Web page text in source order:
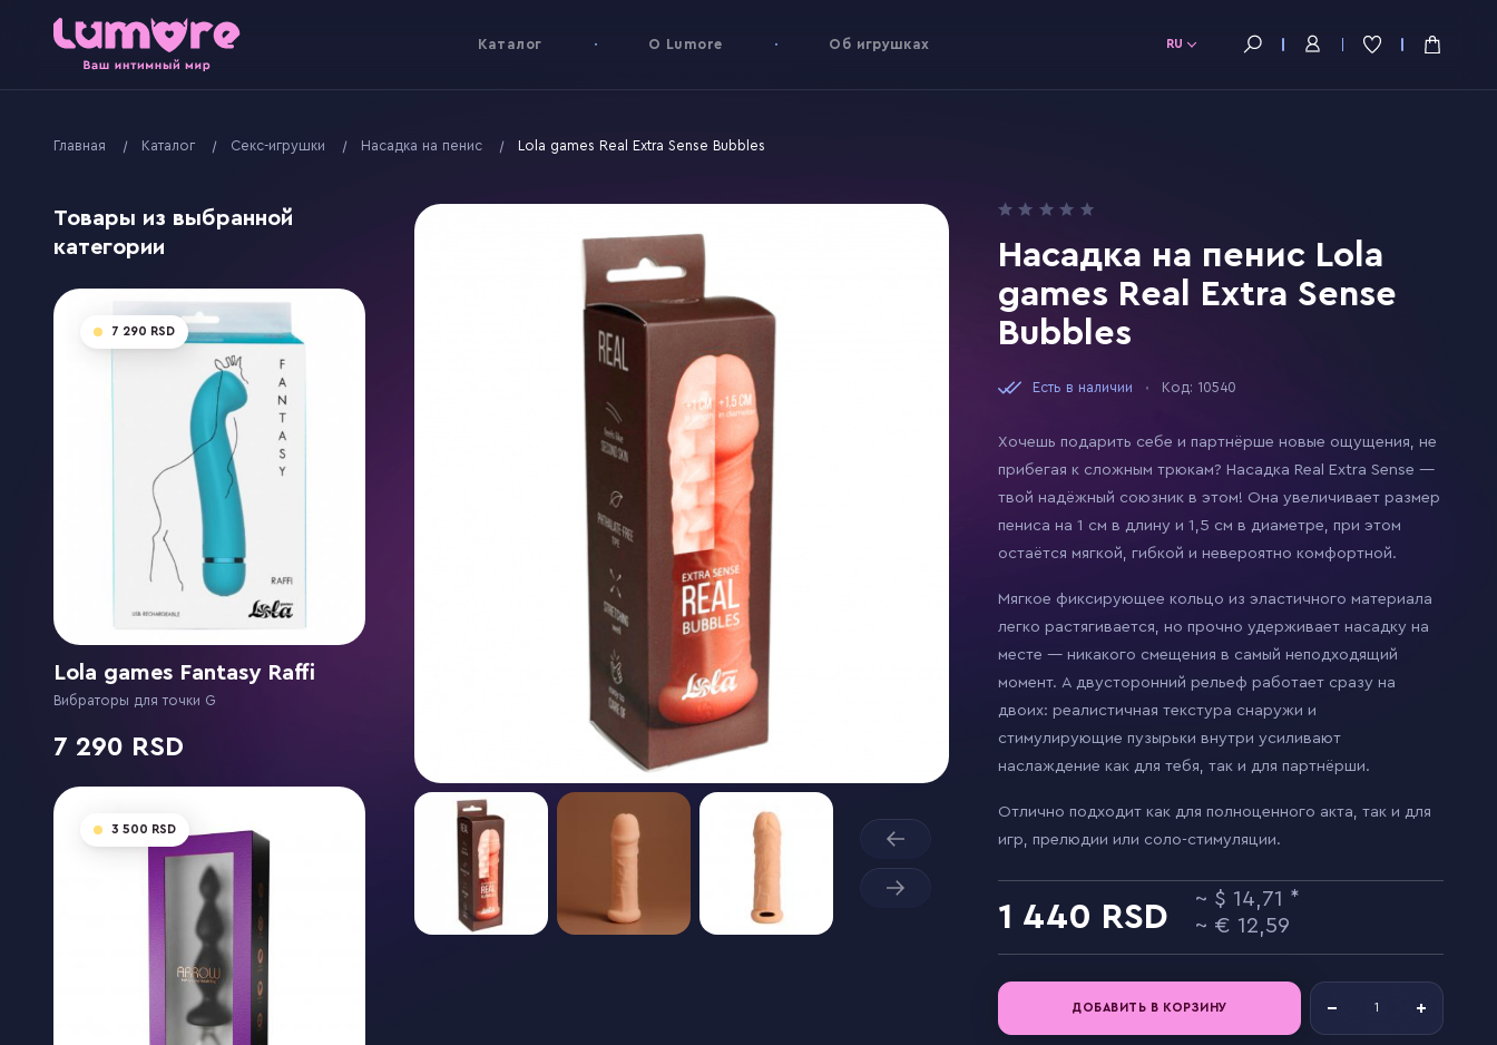
Kаталог О Lumore Об игрушках RU
Главная Kаталог Секс-игрушки Насадка на пенис Lola games Real Extra Sense Bubbles
Товары из выбранной
категории
7 290
Lola games Fantasy Raffi
Вибраторы для точки G
7 290
3 500
Насадка на пенис Lola
games Real Extra Sense
Bubbles
Есть в наличии Код: 10540
Хочешь подарить себе и партнёрше новые ощущения, не
прибегая к сложным трюкам? Насадка Real Extra Sense —
твой надёжный союзник в этом! Она увеличивает размер
пениса на 1 см в длину и 1,5 см в диаметре, при этом
остаётся мягкой, гибкой и невероятно комфортной.
Мягкое фиксирующее кольцо из эластичного материала
легко растягивается, но прочно удерживает насадку на
месте — никакого смещения в самый неподходящий
момент. А двусторонний рельеф работает сразу на
двоих: реалистичная текстура снаружи и
стимулирующие пузырьки внутри усиливают
наслаждение как для тебя, так и для партнёрши.
Отлично подходит как для полноценного акта, так и для
игр, прелюдии или соло-стимуляции.
1 440
14,71
12,59
ДОБАВИТЬ В КОРЗИНУ